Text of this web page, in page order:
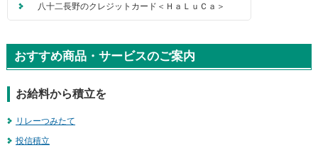
ま
八十二長野のクレジットカード＜ＨａＬｕＣａ＞
おすすめ商品・サービスのご案内
お給料から積立を
リレーつみたて
投信積立